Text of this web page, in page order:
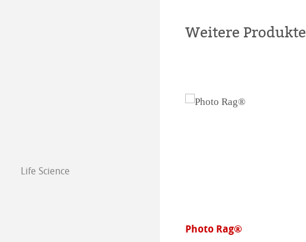
Life Science
Weitere Produkte
Photo Rag® Bright White